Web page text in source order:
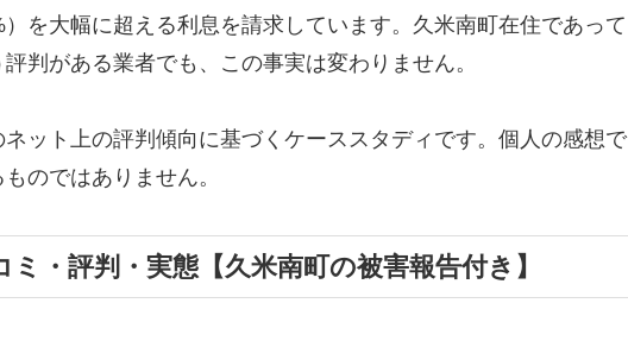
を大幅に超える利息を請求しています。久米南町在住であって
判がある業者でも、この事実は変わりません。
ット上の評判傾向に基づくケーススタディです。個人の感想で
のではありません。
・評判・実態【久米南町の被害報告付き】